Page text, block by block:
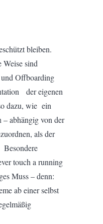
bleiben.
sind
Offboarding
der eigenen
dazu, wie ein
– abhängig von der
als der
Besondere
touch a running
Muss – denn:
ab einer selbst